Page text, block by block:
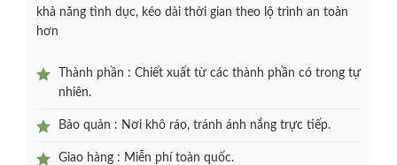
khả năng tình dục, kéo dài thời gian theo lộ trình an toàn
hơn
Thành phần : Chiết xuất từ các thành phần có trong tự
nhiên.
Bảo quản : Nơi khô ráo, tránh ánh nắng trực tiếp.
Giao hàng : Miễn phí toàn quốc.